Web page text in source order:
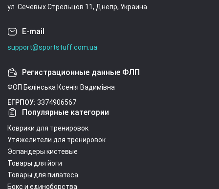
ул. Сечевых Стрельцов 11, Днепр, Украина
E-mail
support@sportstuff.com.ua
Регистрационные данные ФЛП
ФОП Бєлінська Ксенія Вадимівна
ЕГРПОУ: 3374906567
Популярные категории
Коврики для тренировок
Утяжелители для тренировок
Эспандеры кистевые
Товары для йоги
Товары для пилатеса
Бокс и единоборства